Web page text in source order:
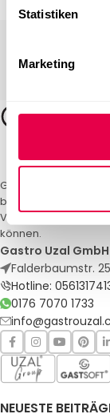
Statistiken
Marketing
Gastro Uzal – Ihr
bieten
Veranstaltungen.
können.
Gastro Uzal GmbH
Falderbaumstr.
Hotline:
0176 7070 1733
NEUESTE